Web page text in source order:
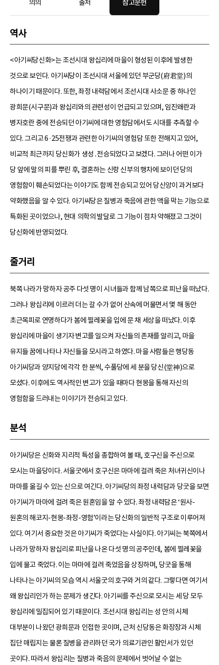
의의 출처 참고문헌
역사
<아기씨당신화>는 조선시대 왕십리에 마을이 형성된 이후에 발생한
것으로 보인다. 아기씨당이 조선시대 서울에 있던 부군당(府君堂)의
하나이기 때문이다. 또한, 좌정 내력담에서 조선시대 사소문 중 하나인
광희문(시구문)과 왕십리와의 관련성이 언급되고 있으며, 임진왜란과
병자호란 중에 전승되던 아기씨에 대한 영험담에서도 시대를 추측할 수
있다. 그리고 6·25전쟁과 관련한 아기씨의 영험담 또한 전해지고 있어,
비교적 최근까지 당신화가 생성․전승되었다고 보겠다. 그러나 어떤 이가
당 앞에 말의 피를 뿌린 후, 결혼하는 신랑 신부의 행차에 보이던 당의
영험함이 훼손되었다는 이야기도 함께 전승되고 있어 당신앙이 과거보다
약화했음을 알 수 있다. 아기씨당은 질병과 죽음에 관한 액을 막는 기능으로
특화된 곳이었으나, 현대 의학의 발달로 그 기능이 점차 약해졌고 그것이
당신화에 반영되었다.
줄거리
북쪽 나라가 망하자 공주 다섯 명이 시녀들과 함께 남쪽으로 피난을 떠났다.
그러나 왕십리에 이르러 더는 갈 수가 없어 산속에 머물면서 몇 해 동안
초근목피로 연명하다가 봄에 찔레꽃을 입에 문 채 세상을 떠났다. 이후
왕십리에 마을이 생기자 변고를 일으켜 자신들의 존재를 알리고, 마을
유지들 꿈에 나타나 자신들을 모시라고 하였다. 마을 사람들은 행당동
아기씨당과 양지당에 각각 한 분씩, 수풀당에 세 분을 당신(堂神)으로
모셨다. 이후에도 역사적인 변고가 있을 때마다 현몽을 통해 자신의
영험함을 드러내는 이야기가 전승되고 있다.
분석
아기씨당은 신화와 지리적 특성을 종합하여 볼 때, 호구신을 주신으로
모시는 마을당이다. 서울굿에서 호구신은 마마에 걸려 죽은 처녀귀신이나
마마를 옮길 수 있는 신으로 여긴다. 아기씨당의 좌정 내력담과 당굿을 보면
아기씨가 마마에 걸려 죽은 원혼임을 알 수 있다. 좌정 내력담은 ‘원사-
원혼의 해코지-현몽-좌정-영험’이라는 당신화의 일반적 구조로 이루어져
있다. 여기서 중요한 것은 아기씨가 죽었다는 사실이다. 아기씨는 북쪽에서
나라가 망하자 왕십리로 피난을 나온 다섯 명의 공주인데, 봄에 찔레꽃을
입에 물고 죽었다. 이는 마마에 걸려 죽었음을 상징하며, 당굿을 통해
나타나는 아기씨의 모습 역시 서울굿의 호구와 거의 같다. 그렇다면 여기서
왜 왕십리인가 하는 문제가 생긴다. 아기씨를 주신으로 모시는 세 당 모두
왕십리에 밀집되어 있기 때문이다. 조선시대 왕십리는 성 안의 시체
대부분이 나왔던 광희문과 인접한 곳이며, 근처 신당동은 화장장과 시체
집단 매립지는 물론 질병을 관리하던 국가 의료기관인 활인서가 있던
곳이다. 따라서 왕십리는 질병과 죽음의 문제에서 벗어날 수 없는